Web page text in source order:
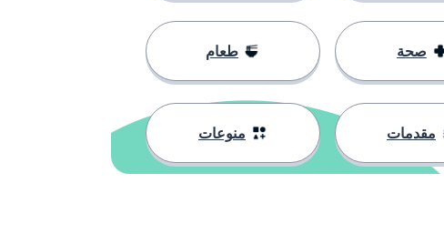
صحة طعام
مقدمات منوعات